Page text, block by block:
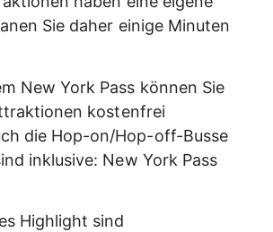
Sie daher einige Minuten
New York Pass können Sie
kostenfrei
die Hop-on/Hop-off-Busse
inklusive: New York Pass
Highlight sind